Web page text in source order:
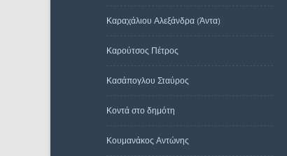
Καραχάλιου Αλεξάνδρα (Άντα)
Καρούτσος Πέτρος
Κασάπογλου Σταύρος
Κοντά στο δημότη
Κουμανάκος Αντώνης